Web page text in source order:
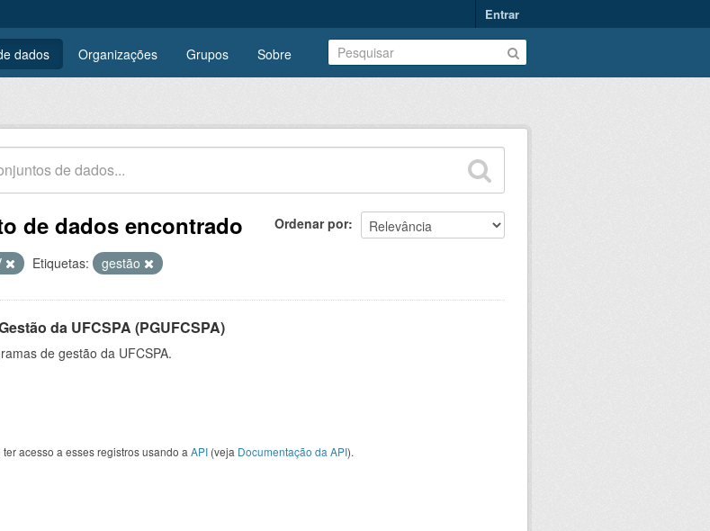
Entrar
dados Organizações Grupos Sobre
Ordenar por
de dados encontrado
Etiquetas: gestão
da UFCSPA (PGUFCSPA)
de gestão da UFCSPA.
acesso a esses registros usando a API (veja Documentação da API).